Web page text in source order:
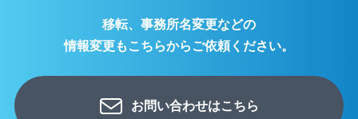
移転、事務所名変更などの
情報変更もこちらからご依頼ください。
お問い合わせはこちら